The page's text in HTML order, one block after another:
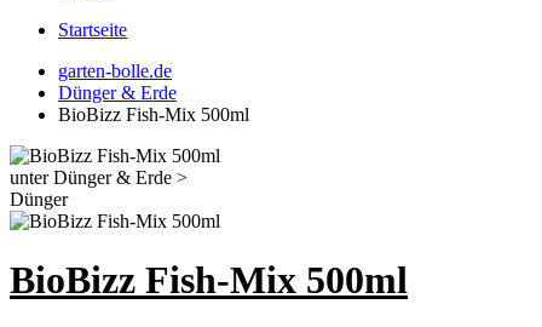
Startseite
garten-bolle.de
Dünger & Erde
BioBizz Fish-Mix 500ml
BioBizz Fish-Mix 500ml